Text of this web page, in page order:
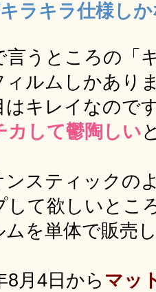
ラキラ仕様し
言うところの「
ィルムしかあり
はキレイなので
カして鬱陶しい
ンスティックの
して欲しいとこ
ムを単体で販売
8月4日から マッ